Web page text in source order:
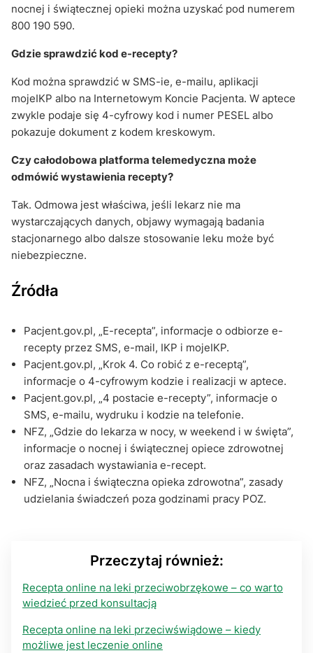
nocnej i świątecznej opieki można uzyskać pod numerem
800 190 590.
Gdzie sprawdzić kod e-recepty?
Kod można sprawdzić w SMS-ie, e-mailu, aplikacji
mojeIKP albo na Internetowym Koncie Pacjenta. W aptece
zwykle podaje się 4-cyfrowy kod i numer PESEL albo
pokazuje dokument z kodem kreskowym.
Czy całodobowa platforma telemedyczna może
odmówić wystawienia recepty?
Tak. Odmowa jest właściwa, jeśli lekarz nie ma
wystarczających danych, objawy wymagają badania
stacjonarnego albo dalsze stosowanie leku może być
niebezpieczne.
Źródła
Pacjent.gov.pl, „E-recepta”, informacje o odbiorze e-
recepty przez SMS, e-mail, IKP i mojeIKP.
Pacjent.gov.pl, „Krok 4. Co robić z e-receptą”,
informacje o 4-cyfrowym kodzie i realizacji w aptece.
Pacjent.gov.pl, „4 postacie e-recepty”, informacje o
SMS, e-mailu, wydruku i kodzie na telefonie.
NFZ, „Gdzie do lekarza w nocy, w weekend i w święta”,
informacje o nocnej i świątecznej opiece zdrowotnej
oraz zasadach wystawiania e-recept.
NFZ, „Nocna i świąteczna opieka zdrowotna”, zasady
udzielania świadczeń poza godzinami pracy POZ.
Przeczytaj również:
Recepta online na leki przeciwobrzękowe – co warto
wiedzieć przed konsultacją
Recepta online na leki przeciwświądowe – kiedy
możliwe jest leczenie online